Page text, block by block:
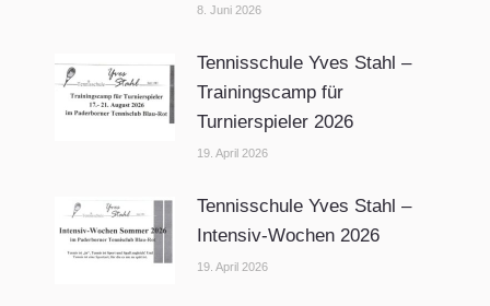
8. Juni 2026
Tennisschule Yves Stahl –
Trainingscamp für
Turnierspieler 2026
19. April 2026
Tennisschule Yves Stahl –
Intensiv-Wochen 2026
19. April 2026